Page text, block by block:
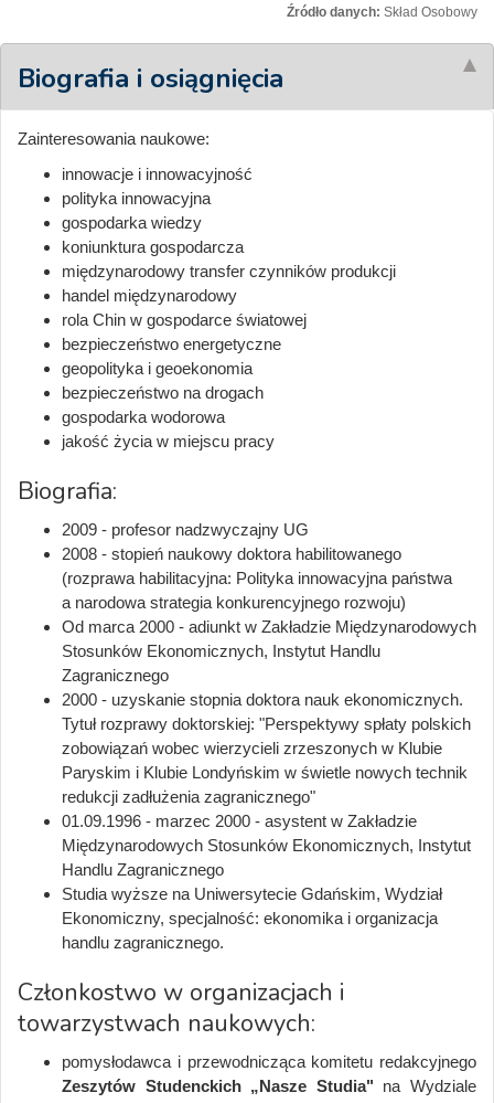
Źródło danych: Skład Osobowy
Biografia i osiągnięcia
Zainteresowania naukowe:
innowacje i innowacyjność
polityka innowacyjna
gospodarka wiedzy
koniunktura gospodarcza
międzynarodowy transfer czynników produkcji
handel międzynarodowy
rola Chin w gospodarce światowej
bezpieczeństwo energetyczne
geopolityka i geoekonomia
bezpieczeństwo na drogach
gospodarka wodorowa
jakość życia w miejscu pracy
Biografia:
2009 - profesor nadzwyczajny UG
2008 - stopień naukowy doktora habilitowanego
(rozprawa habilitacyjna: Polityka innowacyjna państwa
a narodowa strategia konkurencyjnego rozwoju)
Od marca 2000 - adiunkt w Zakładzie Międzynarodowych
Stosunków Ekonomicznych, Instytut Handlu
Zagranicznego
2000 - uzyskanie stopnia doktora nauk ekonomicznych.
Tytuł rozprawy doktorskiej: "Perspektywy spłaty polskich
zobowiązań wobec wierzycieli zrzeszonych w Klubie
Paryskim i Klubie Londyńskim w świetle nowych technik
redukcji zadłużenia zagranicznego"
01.09.1996 - marzec 2000 - asystent w Zakładzie
Międzynarodowych Stosunków Ekonomicznych, Instytut
Handlu Zagranicznego
Studia wyższe na Uniwersytecie Gdańskim, Wydział
Ekonomiczny, specjalność: ekonomika i organizacja
handlu zagranicznego.
Członkostwo w organizacjach i
towarzystwach naukowych:
pomysłodawca i przewodnicząca komitetu redakcyjnego
Zeszytów Studenckich „Nasze Studia" na Wydziale